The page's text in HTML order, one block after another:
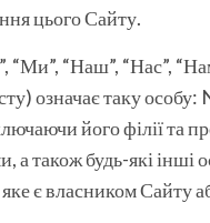
цього Сайту.
“Ми”, “Наш”, “Нас”,
означає таку
його філії та
а також будь-які інші
є власником Сайту